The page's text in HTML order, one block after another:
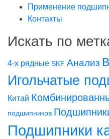
Применение
Контакты
Искать по
4-х рядные SKF Анализ
Игольчатые
Китай
подшипников
Подшипники